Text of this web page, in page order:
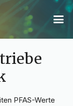
PFAS-Werte